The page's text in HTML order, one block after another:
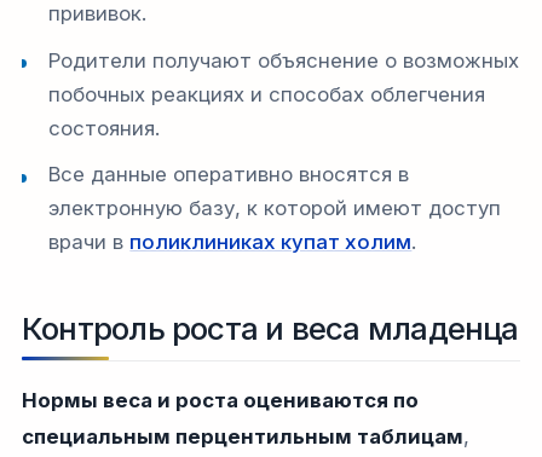
прививок.
Родители получают объяснение о возможных
побочных реакциях и способах облегчения
состояния.
Все данные оперативно вносятся в
электронную базу, к которой имеют доступ
врачи в поликлиниках купат холим.
Контроль роста и веса младенца
Нормы веса и роста оцениваются по
специальным перцентильным таблицам,